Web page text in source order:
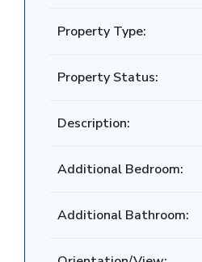
Property Type:
Property Status:
Description:
Additional Bedroom:
Additional Bathroom: